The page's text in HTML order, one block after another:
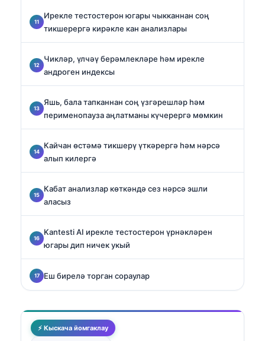
Ирекле тестостерон югары чыкканнан соң
тикшерергә кирәкле кан анализлары
Чикләр, үлчәү берәмлекләре һәм ирекле
андроген индексы
Яшь, бала тапканнан соң үзгәрешләр һәм
перименопауза аңлатманы күчерергә мөмкин
Кайчан өстәмә тикшерү үткәрергә һәм нәрсә
алып килергә
Кабат анализлар көткәндә сез нәрсә эшли
аласыз
Kantesti AI ирекле тестостерон үрнәкләрен
югары дип ничек укый
Еш бирелә торган сораулар
⚡ Кыскача йомгаклау